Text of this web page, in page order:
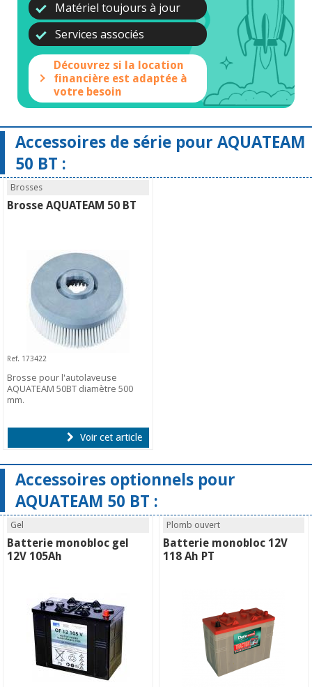
Matériel toujours à jour
Services associés
Découvrez si la location
financière est adaptée à
votre besoin
Accessoires de série pour AQUATEAM
50 BT :
Brosses
Brosse AQUATEAM 50 BT
Ref. 173422
Brosse pour l'autolaveuse
AQUATEAM 50BT diamètre 500
mm.
Voir cet article
Accessoires optionnels pour
AQUATEAM 50 BT :
Gel
Batterie monobloc gel
12V 105Ah
Plomb ouvert
Batterie monobloc 12V
118 Ah PT